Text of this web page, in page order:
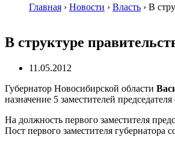
Главная › Новости › Власть › В
В структуре
11.05.2012
Губернатор Новосибирской области
назначение 5 заместителей
На должность первого заместителя
Пост первого заместителя губернатора